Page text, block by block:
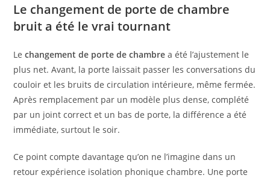
Le changement de porte de chambre
bruit a été le vrai tournant
Lechangement de porte de chambre a été l’ajustement le
plus net. Avant, la porte laissait passer les conversations du
couloir et les bruits de circulation intérieure, même fermée.
Après remplacement par un modèle plus dense, complété
par un joint correct et un bas de porte, la différence a été
immédiate, surtout le soir.
Ce point compte davantage qu’on ne l’imagine dans un
retour expérience isolation phonique chambre. Une porte